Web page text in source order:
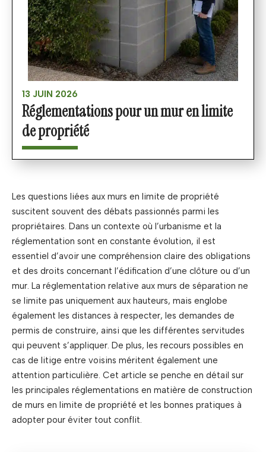
13 JUIN 2026
Réglementations pour un mur en limite
de propriété
Les questions liées aux murs en limite de propriété
suscitent souvent des débats passionnés parmi les
propriétaires. Dans un contexte où l’urbanisme et la
réglementation sont en constante évolution, il est
essentiel d’avoir une compréhension claire des obligations
et des droits concernant l’édification d’une clôture ou d’un
mur. La réglementation relative aux murs de séparation ne
se limite pas uniquement aux hauteurs, mais englobe
également les distances à respecter, les demandes de
permis de construire, ainsi que les différentes servitudes
qui peuvent s’appliquer. De plus, les recours possibles en
cas de litige entre voisins méritent également une
attention particulière. Cet article se penche en détail sur
les principales réglementations en matière de construction
de murs en limite de propriété et les bonnes pratiques à
adopter pour éviter tout conflit.